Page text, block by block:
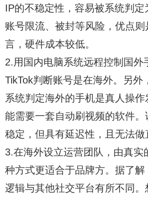
IP的不稳定性，容易被系统判
账号限流、被封等风险，优点则
言，硬件成本较低。
2.用国内电脑系统远程控制国外
TikTok判断账号是在海外。另外
系统判定海外的手机是真人操
能需要一套自动刷视频的软件
稳定，但具有延迟性，且无法做
3.在海外设立运营团队，由真实
种方式更适合于品牌方。据了解
逻辑与其他社交平台有所不同。